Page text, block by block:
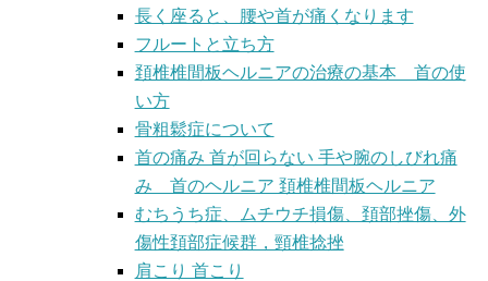
長く座ると、腰や首が痛くなります
フルートと立ち方
頚椎椎間板ヘルニアの治療の基本 首の使
い方
骨粗鬆症について
首の痛み 首が回らない 手や腕のしびれ痛
み 首のヘルニア 頚椎椎間板ヘルニア
むちうち症、ムチウチ損傷、頚部挫傷、外
傷性頚部症候群，頸椎捻挫
肩こり 首こり